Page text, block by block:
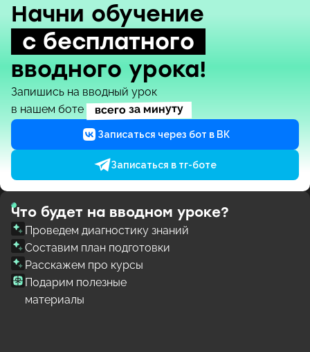
Начни обучение
с бесплатного
вводного урока!
Запишись на вводный урок
в нашем боте
всего за минуту
Записаться через бот в ВК
Записаться в тг-боте
Что будет на вводном уроке?
Проведем диагностику знаний
Составим план подготовки
Расскажем про курсы
Подарим полезные
материалы